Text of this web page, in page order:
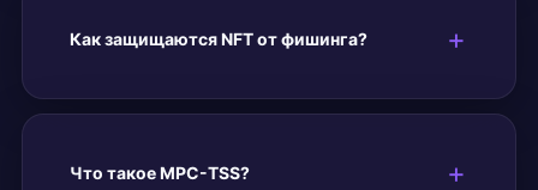
Как защищаются NFT от фишинга?
Что такое MPC-TSS?